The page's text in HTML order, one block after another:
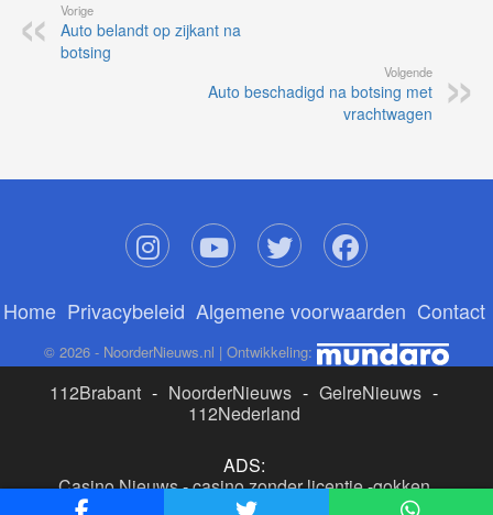
Vorige
Auto belandt op zijkant na
botsing
Volgende
Auto beschadigd na botsing met
vrachtwagen
Home Privacybeleid Algemene voorwaarden Contact
© 2026 - NoorderNieuws.nl | Ontwikkeling:
112Brabant - NoorderNieuws - GelreNieuws -
112Nederland
ADS:
Casino Nieuws-casino zonder licentie-gokken
buitenlandse site
beste online casino nederland